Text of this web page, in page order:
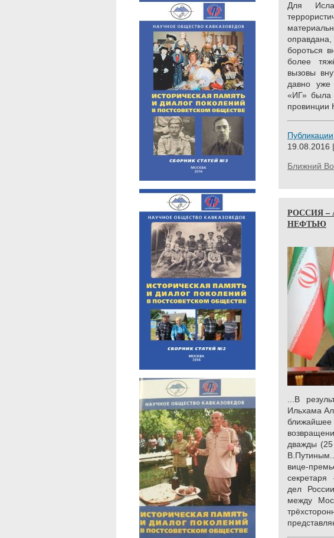
Для
бороться
более
вызовы
давно уже
«ИГ» была
провинции
Публикации
19.08.2016
Ближний
РОССИЯ –
НЕФТЬЮ
...В
Ильхама
дважды
вице-
дел
между